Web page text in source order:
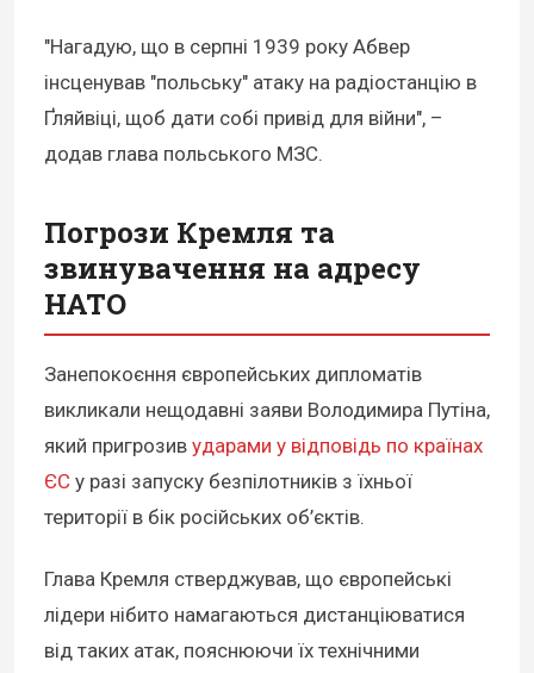
"Нагадую, що в серпні 1939 року Абвер
інсценував "польську" атаку на радіостанцію в
Ґляйвіці, щоб дати собі привід для війни", –
додав глава польського МЗС.
Погрози Кремля та
звинувачення на адресу
НАТО
Занепокоєння європейських дипломатів
викликали нещодавні заяви Володимира Путіна,
який пригрозив ударами у відповідь по країнах
ЄС у разі запуску безпілотників з їхньої
території в бік російських об’єктів.
Глава Кремля стверджував, що європейські
лідери нібито намагаються дистанціюватися
від таких атак, пояснюючи їх технічними